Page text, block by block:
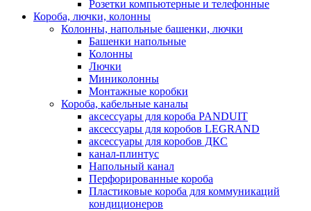
Розетки компьютерные и телефонные
Короба, лючки, колонны
Колонны, напольные башенки, лючки
Башенки напольные
Колонны
Лючки
Миниколонны
Монтажные коробки
Короба, кабельные каналы
аксессуары для короба PANDUIT
аксессуары для коробов LEGRAND
аксессуары для коробов ДКС
канал-плинтус
Напольный канал
Перфорированные короба
Пластиковые короба для коммуникаций
кондиционеров